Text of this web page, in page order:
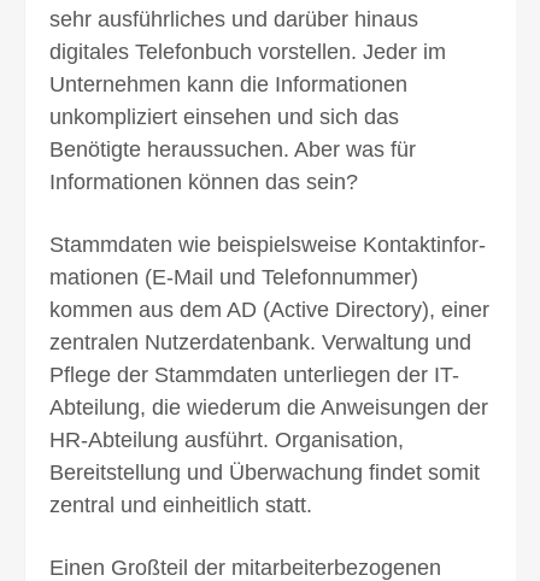
sehr ausführliches und darüber hinaus
digitales Telefonbuch vorstellen. Jeder im
Unternehmen kann die Informationen
unkompliziert einsehen und sich das
Benötigte heraussuchen. Aber was für
Informa­tio­nen können das sein?
Stammdaten wie beispielsweise Kontakt­infor­
ma­tionen (E-Mail und Tele­fon­nummer)
kommen aus dem AD (Active Directory), einer
zentralen Nut­zer­datenbank. Verwaltung und
Pflege der Stamm­daten unterliegen der IT-
Abteilung, die wiederum die Anweisungen der
HR-Abteilung ausführt. Orga­nisation,
Bereitstellung und Über­wachung findet somit
zentral und einheitlich statt.
Einen Großteil der mitarbeiterbezogenen